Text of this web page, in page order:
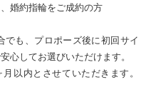
婚約指輪をご成約の方
でも、プロポーズ後に初回サイ
心してお選びいただけます。
以内とさせていただきます。